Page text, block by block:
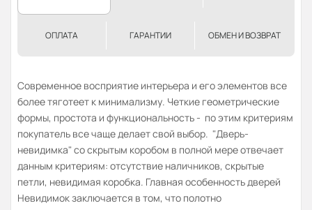
ОПЛАТА ГАРАНТИИ ОБМЕН И ВОЗВРАТ
Современное восприятие интерьера и его элементов все
более тяготеет к минимализму. Четкие геометрические
формы, простота и функциональность - по этим критериям
покупатель все чаще делает свой выбор. "Дверь-
невидимка" со скрытым коробом в полной мере отвечает
данным критериям: отсутствие наличников, скрытые
петли, невидимая коробка. Главная особенность дверей
Невидимок заключается в том, что полотно